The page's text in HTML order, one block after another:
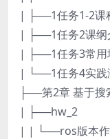
| ├──1任务1-2课
| ├──1任务2课纲
| ├──1任务3常用
| └──1任务4实践
├──第2章 基于搜
| ├──hw_2
| | └──ros版本